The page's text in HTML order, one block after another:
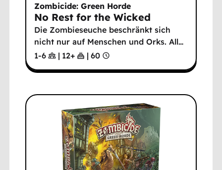
Zombicide: Green Horde
No Rest for the Wicked
Die Zombieseuche beschränkt sich
nicht nur auf Menschen und Orks. All…
1-6
| 12+ | 60